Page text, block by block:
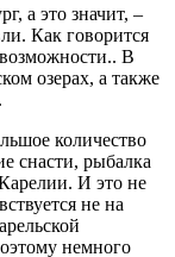
а это значит, –
Как говорится
В
озерах, а также
количество
снасти, рыбалка
И это не
не на
немного